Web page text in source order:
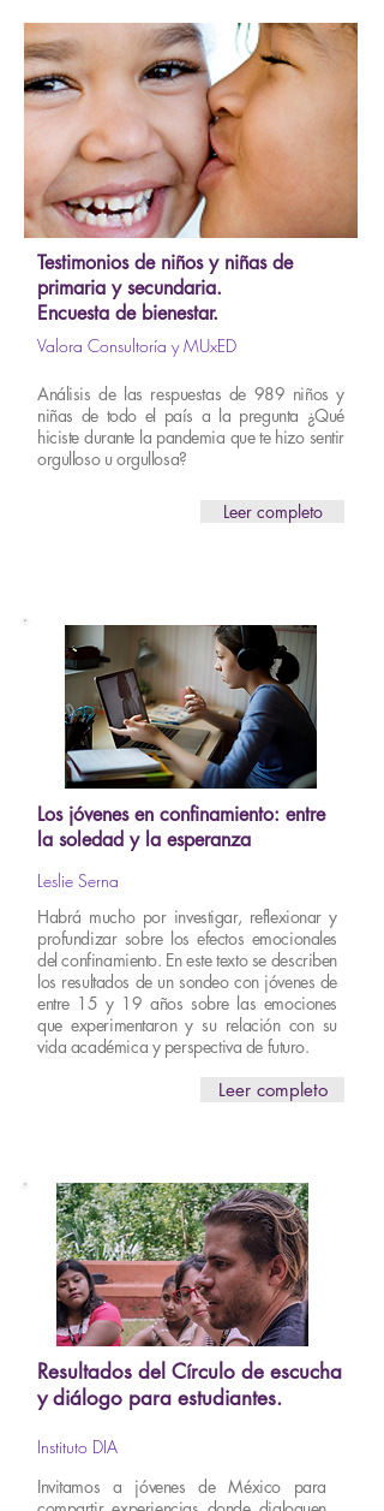
Testimonios de niños y niñas de
primaria y secundaria.
Encuesta de bienestar.
Valora Consultoría y MUxED
Análisis de las respuestas de 989 niños y
niñas de todo el país a la pregunta ¿Qué
hiciste durante la pandemia que te hizo sentir
orgulloso u orgullosa?
Leer completo
Los jóvenes en confinamiento: entre
la soledad y la esperanza
Leslie Serna
Habrá mucho por investigar, reflexionar y
profundizar sobre los efectos emocionales
del confinamiento. En este texto se describen
los resultados de un sondeo con jóvenes de
entre 15 y 19 años sobre las emociones
que experimentaron y su relación con su
vida académica y perspectiva de futuro.
Leer completo
Resultados del Círculo de escucha
y diálogo para estudiantes.
Instituto DIA
Invitamos a jóvenes de México para